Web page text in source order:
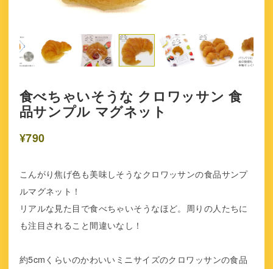
食べちゃいそうな クロワッサン 食
品サンプル マグネット
¥790
こんがり焦げ色も美味しそうなクロワッサンの食品サンプ
ルマグネット！
リアルな見た目で食べちゃいそうなほど。周りの人たちに
も注目されること間違いなし！
約5cmくらいのかわいいミニサイズのクロワッサンの食品